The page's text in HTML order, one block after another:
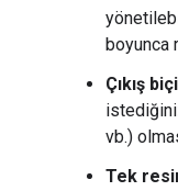
boyunca
Çıkış
vb.)
Tek